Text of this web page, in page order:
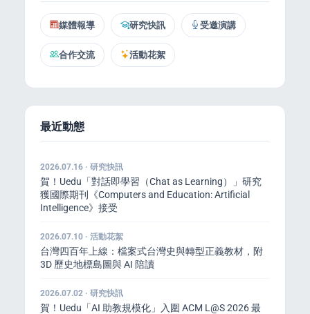
媒體報導 研究快訊 受邀演講
合作交流 活動花絮
最近動態
2026.07.16 · 研究快訊
賀！Uedu「對話即學習（Chat as Learning）」研究
獲國際期刊《Computers and Education: Artificial
Intelligence》接受
2026.07.10 · 活動花絮
台灣四百年上線：檔案式台灣史與轉型正義教材，附
3D 歷史地標島圖與 AI 陪讀
2026.07.02 · 研究快訊
賀！Uedu「AI 助教規模化」入圍 ACM L@S 2026 最